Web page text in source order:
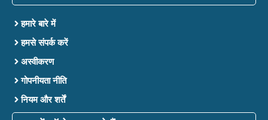
हमारे बारे में
हमसे संपर्क करें
अस्वीकरण
गोपनीयता नीति
नियम और शर्तें